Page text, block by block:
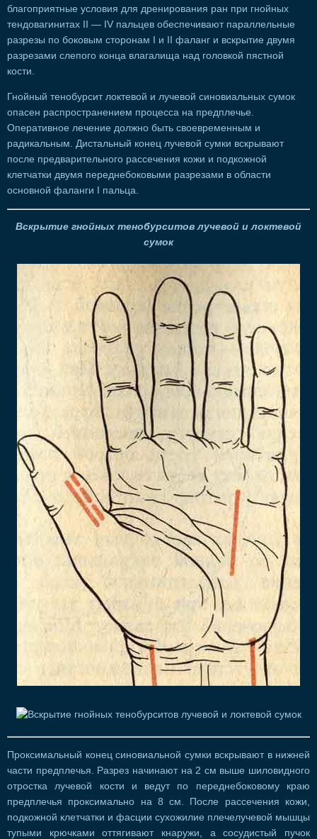
благоприятные условия для дренирования ран при гнойных
тендовагинитах II — IV пальцев обеспечивают параллельные
разрезы по боковым сторонам I и II фаланг и вскрытие двумя
разрезами слепого конца влагалища над головкой пястной
кости.
Гнойный тенобурсит локтевой и лучевой синовиальных сумок
опасен распространением процесса на предплечье.
Оперативное лечение должно быть своевременным и
радикальным. Дистальный конец лучевой сумки вскрывают
после предварительного рассечения кожи и подкожной
клетчатки двумя переднебоковыми разрезами в области
основной фаланги I пальца.
Вскрытие гнойных тенобурситов лучевой и локтевой
сумок
Проксимальный конец синовиальной сумки вскрывают в нижней
части предплечья. Разрез начинают на 2 см выше шиловидного
отростка лучевой кости и ведут по переднебоковому краю
предплечья проксимально на 8 см. После рассечения кожи,
подкожной клетчатки и фасции сухожилие плечелучевой мышцы
тупыми крючками оттягивают кнаружи, а сосудистый пучок